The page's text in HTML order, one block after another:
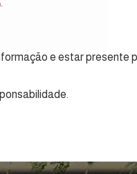
e estar presente